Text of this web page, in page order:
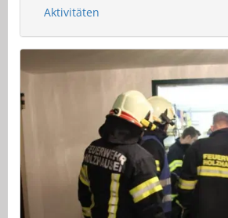
Aktivitäten